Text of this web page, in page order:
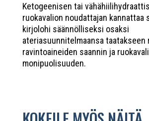
Ketogeenisen tai
ruokavalion noudattajan kannattaa
kirjolohi säännölliseksi osaksi
ateriasuunnitelmaansa taatakseen
ravintoaineiden saannin ja
monipuolisuuden.